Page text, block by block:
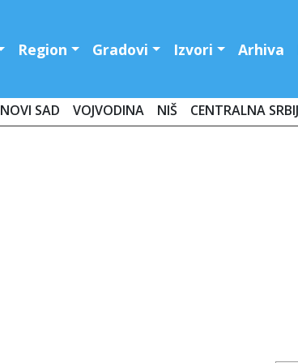
Region Gradovi Izvori Arhiva
NOVI SAD VOJVODINA NIŠ CENTRALNA